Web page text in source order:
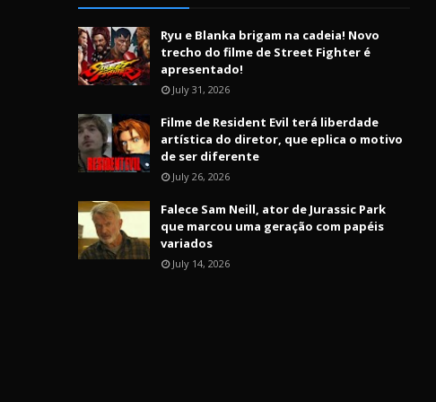
Ryu e Blanka brigam na cadeia! Novo
trecho do filme de Street Fighter é
apresentado!
July 31, 2026
Filme de Resident Evil terá liberdade
artística do diretor, que eplica o motivo
de ser diferente
July 26, 2026
Falece Sam Neill, ator de Jurassic Park
que marcou uma geração com papéis
variados
July 14, 2026